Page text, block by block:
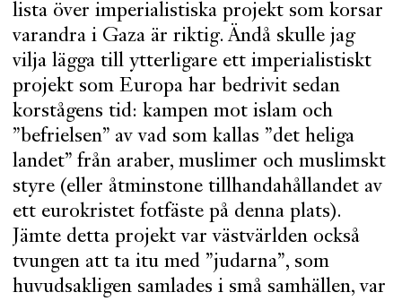
lista över imperialistiska projekt som korsar
varandra i Gaza är riktig. Ändå skulle jag
vilja lägga till ytterligare ett imperialistiskt
projekt som Europa har bedrivit sedan
korstågens tid: kampen mot islam och
”befrielsen” av vad som kallas ”det heliga
landet” från araber, muslimer och muslimskt
styre (eller åtminstone tillhandahållandet av
ett eurokristet fotfäste på denna plats).
Jämte detta projekt var västvärlden också
tvungen att ta itu med ”judarna”, som
huvudsakligen samlades i små samhällen, var